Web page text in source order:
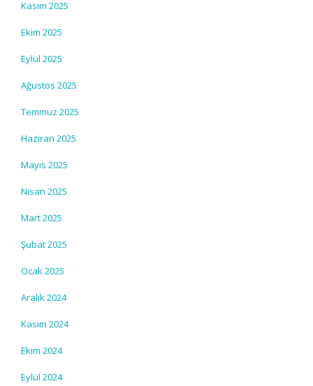
Kasım 2025
Ekim 2025
Eylül 2025
Ağustos 2025
Temmuz 2025
Haziran 2025
Mayıs 2025
Nisan 2025
Mart 2025
Şubat 2025
Ocak 2025
Aralık 2024
Kasım 2024
Ekim 2024
Eylül 2024